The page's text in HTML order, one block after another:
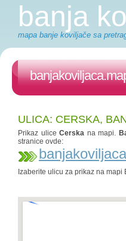
banja
mapa banje koviljače sa
ULICA: CERSKA,
Prikaz uliceCerska na mapi.
stranice ovde:
Izaberite ulicu za prikaz na mapi